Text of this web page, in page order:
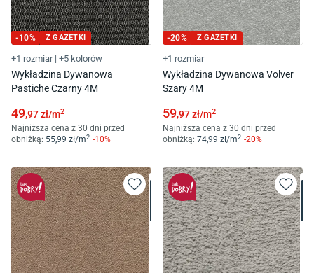
-10% Z GAZETKI
+1 rozmiar | +5 kolorów
Wykładzina Dywanowa
Pastiche Czarny 4M
49,97zł/m2
Najniższa cena z 30 dni przed
obniżką: 55,99 zł/m2 -10%
-20% Z GAZETKI
+1 rozmiar
Wykładzina Dywanowa Volver
Szary 4M
59,97zł/m2
Najniższa cena z 30 dni przed
obniżką: 74,99 zł/m2 -20%